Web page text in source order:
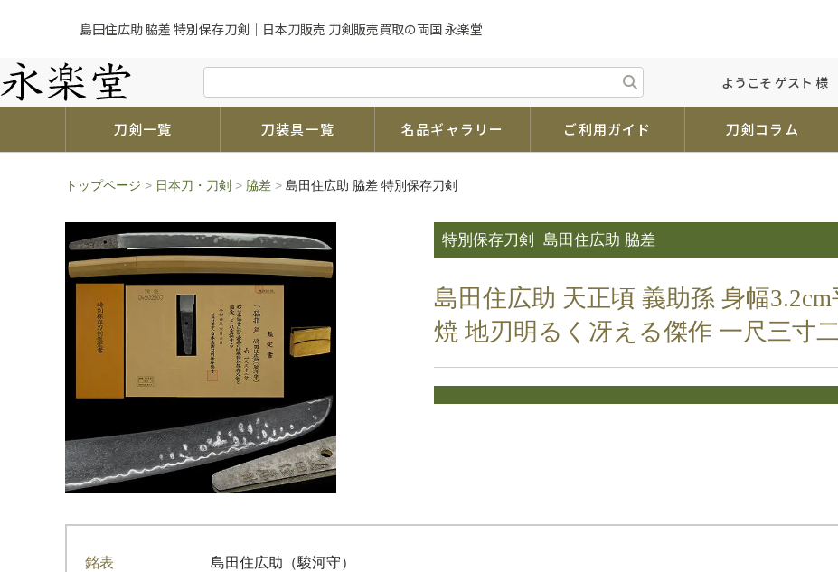
島田住広助 脇差 特別保存刀剣｜日本刀販売 刀剣販売買取の両国 永楽堂
ようこそ ゲスト 様
刀剣一覧 刀装具一覧 名品ギャラリー ご利用ガイド 刀剣コラム
トップページ > 日本刀・刀剣 > 脇差 > 島田住広助 脇差 特別保存刀剣
特別保存刀剣 島田住広助 脇差
島田住広助 天正頃 義助孫 身幅
焼 地刃明るく冴える傑作 一尺三寸
銘表 島田住広助（駿河守）